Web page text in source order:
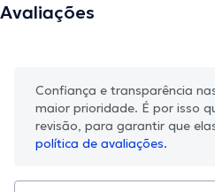
Avaliações
Confiança e transparência
maior prioridade. É por isso
revisão, para garantir que
política de avaliações.